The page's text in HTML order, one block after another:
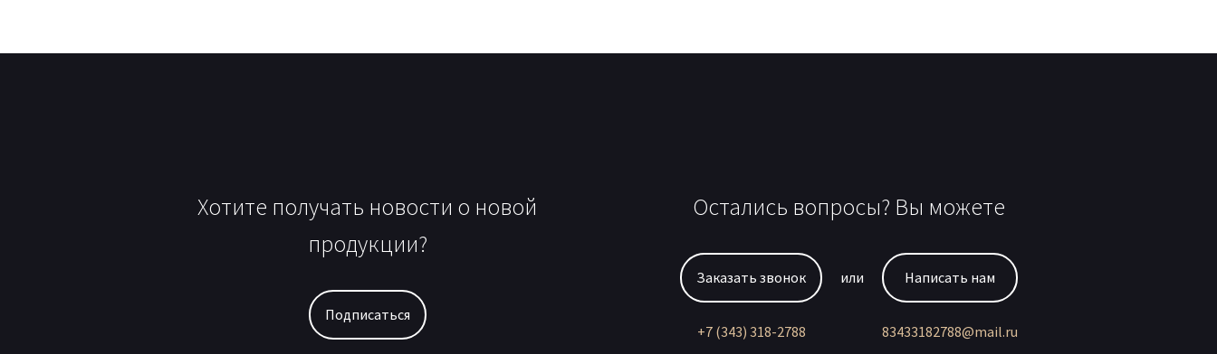
Хотите получать новости о новой
продукции?
Подписаться
Остались вопросы? Вы можете
Заказать звонок
+7 (343) 318-2788
или Написать нам
83433182788@mail.ru